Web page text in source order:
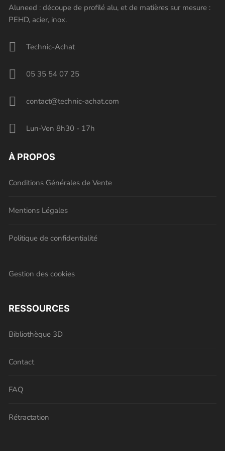
Aluneed : découpe de profilé alu, et de matières sur mesure :
PEHD, acier, inox.
Technic-Achat
05 35 54 07 25
contact@technic-achat.com
Lun-Ven 8h30 - 17h
À PROPOS
Conditions Générales de Vente
Mentions Légales
Politique de confidentialité
Gestion des cookies
RESSOURCES
Bibliothèque 3D
Contact
FAQ
Rétractation